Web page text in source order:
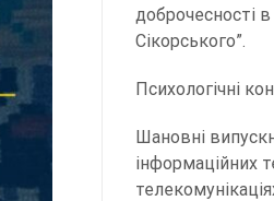
доброчесності в
Сікорського”.
Психологічні
Шановні
інформаційних